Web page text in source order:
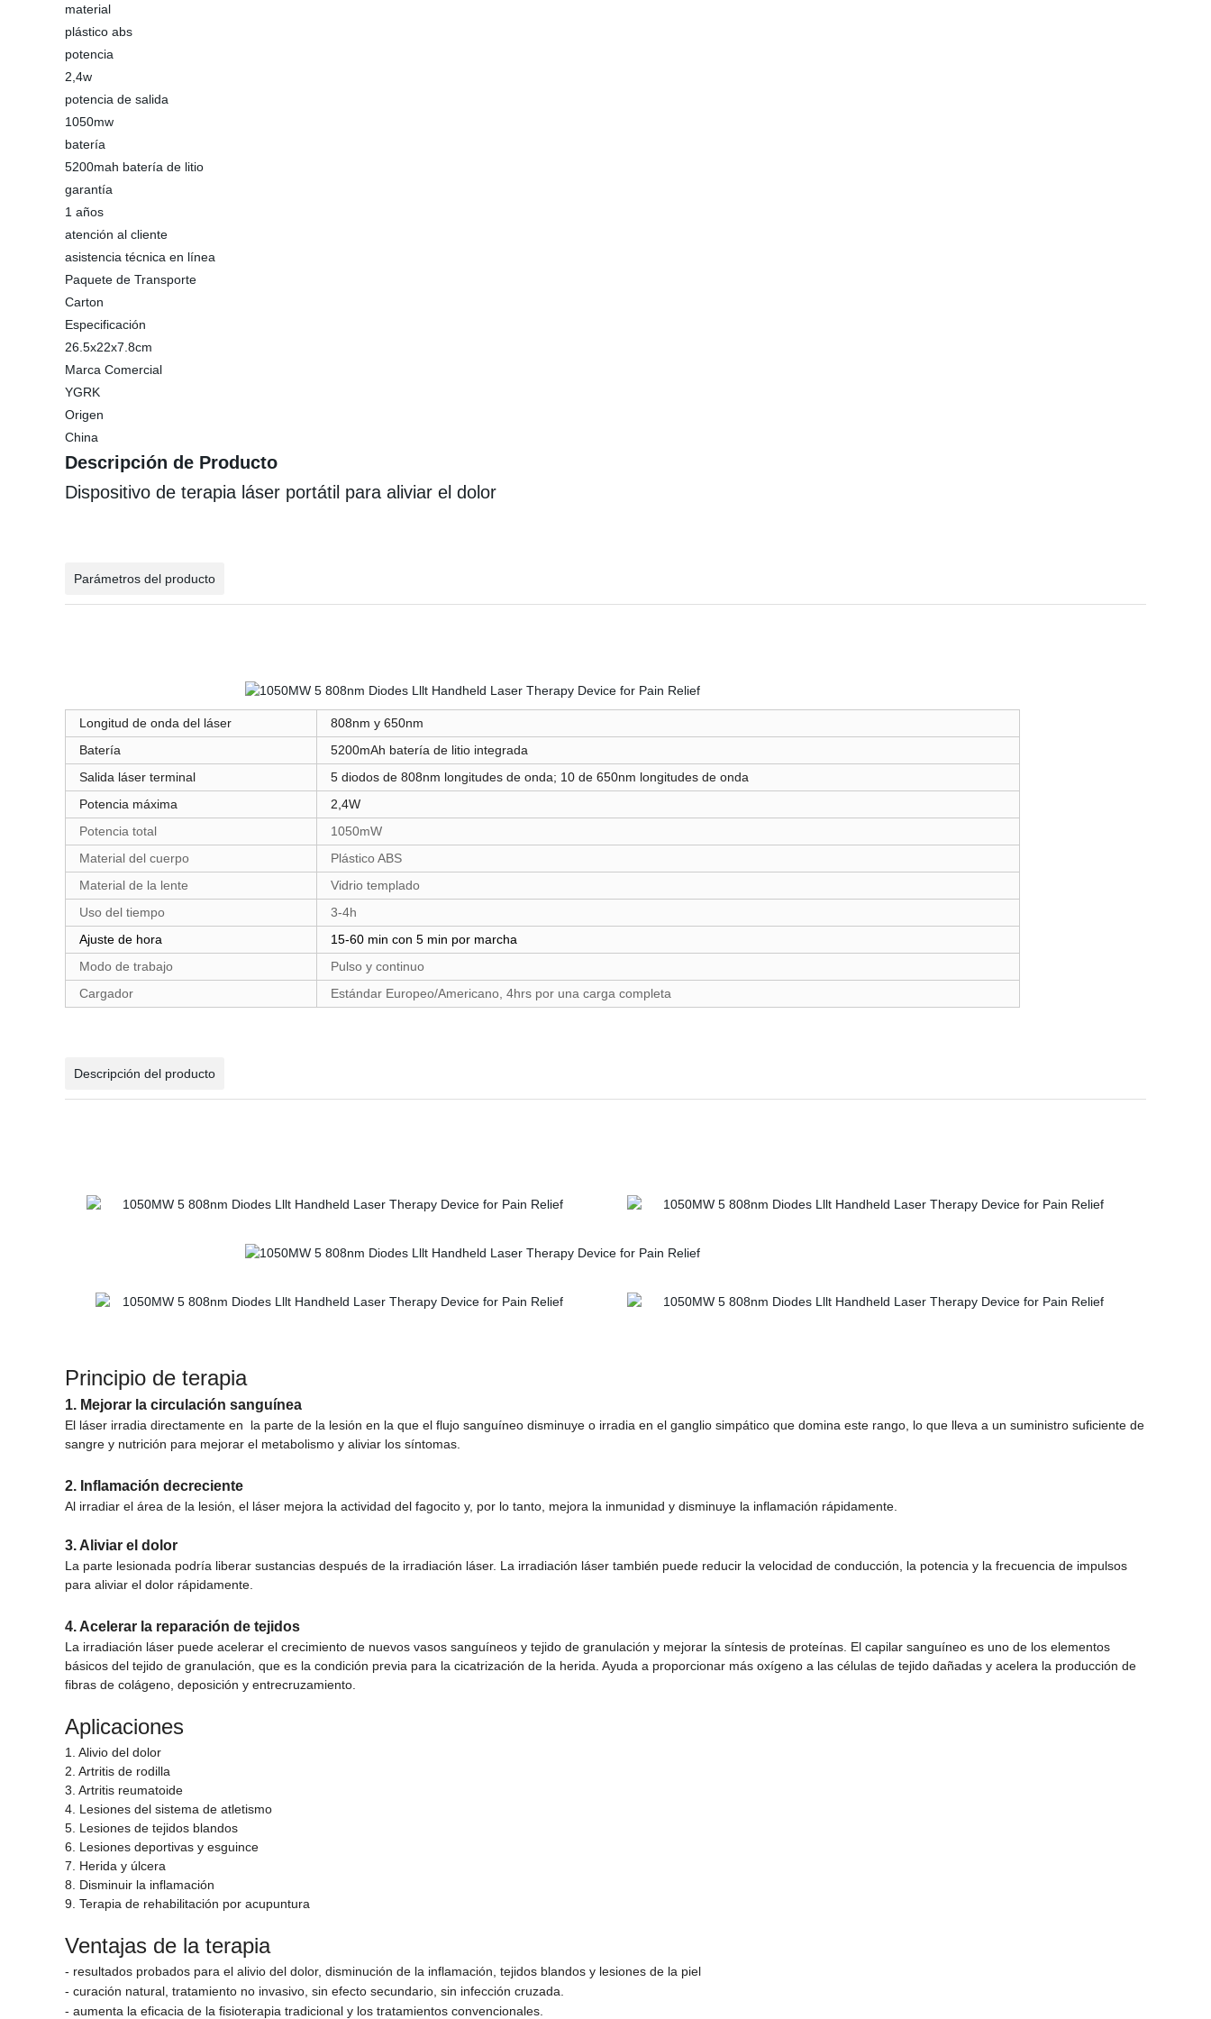
material
plástico abs
potencia
2,4w
potencia de salida
1050mw
batería
5200mah batería de litio
garantía
1 años
atención al cliente
asistencia técnica en línea
Paquete de Transporte
Carton
Especificación
26.5x22x7.8cm
Marca Comercial
YGRK
Origen
China
Descripción de Producto
Dispositivo de terapia láser portátil para aliviar el dolor
Parámetros del producto
Longitud de onda del láser
808nm y 650nm
Batería
5200mAh batería de litio integrada
Salida láser terminal
5 diodos de 808nm longitudes de onda; 10 de 650nm longitudes de onda
Potencia máxima
2,4W
Potencia total
1050mW
Material del cuerpo
Plástico ABS
Material de la lente
Vidrio templado
Uso del tiempo
3-4h
Ajuste de hora
15-60 min con 5 min por marcha
Modo de trabajo
Pulso y continuo
Cargador
Estándar Europeo/Americano, 4hrs por una carga completa
Descripción del producto
Principio de terapia
1. Mejorar la circulación sanguínea
El láser irradia directamente en
la parte de la lesión en la que el flujo sanguíneo disminuye o irradia en el ganglio simpático que domina este rango, lo que lleva a un suministro suficiente de
sangre y nutrición para mejorar el metabolismo y aliviar los síntomas.
2. Inflamación decreciente
Al irradiar el área de la lesión, el láser mejora la actividad del fagocito y, por lo tanto, mejora la inmunidad y disminuye la inflamación rápidamente.
3. Aliviar el dolor
La parte lesionada podría liberar sustancias después de la irradiación láser. La irradiación láser también puede reducir la velocidad de conducción, la potencia y la frecuencia de impulsos
para aliviar el dolor rápidamente.
4. Acelerar la reparación de tejidos
La irradiación láser puede acelerar el crecimiento de nuevos vasos sanguíneos y tejido de granulación y mejorar la síntesis de proteínas. El capilar sanguíneo es uno de los elementos
básicos del tejido de granulación, que es la condición previa para la cicatrización de la herida. Ayuda a proporcionar más oxígeno a las células de tejido dañadas y acelera la producción de
fibras de colágeno, deposición y entrecruzamiento.
Aplicaciones
1. Alivio del dolor
2. Artritis de rodilla
3. Artritis reumatoide
4. Lesiones del sistema de atletismo
5. Lesiones de tejidos blandos
6. Lesiones deportivas y esguince
7. Herida y úlcera
8. Disminuir la inflamación
9. Terapia de rehabilitación por acupuntura
Ventajas de la terapia
- resultados probados para el alivio del dolor, disminución de la inflamación, tejidos blandos y lesiones de la piel
- curación natural, tratamiento no invasivo, sin efecto secundario, sin infección cruzada.
- aumenta la eficacia de la fisioterapia tradicional y los tratamientos convencionales.